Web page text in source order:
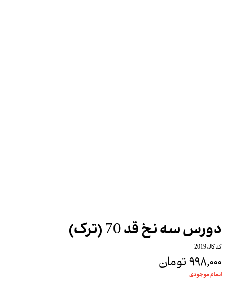
دورس سه نخ قد 70 (ترک)
کد کالا: 2019
۹۹۸,۰۰۰ تومان
اتمام موجودی